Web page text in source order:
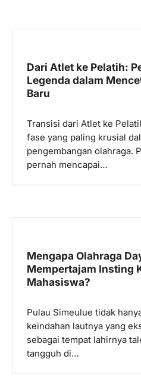
Dari Atlet ke Pelatih:
Legenda dalam
Baru
Transisi dari Atlet ke
fase yang paling krusial
pengembangan olahraga.
pernah mencapai…
Mengapa Olahraga
Mempertajam Insting
Mahasiswa?
Pulau Simeulue tidak
keindahan lautnya yang
sebagai tempat lahirnya
tangguh di…